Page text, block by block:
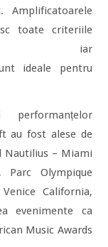
toate criteriile
iar
ideale pentru
au fost alese de
Nautilius – Miami
Parc Olympique
California,
evenimente ca
Music Awards